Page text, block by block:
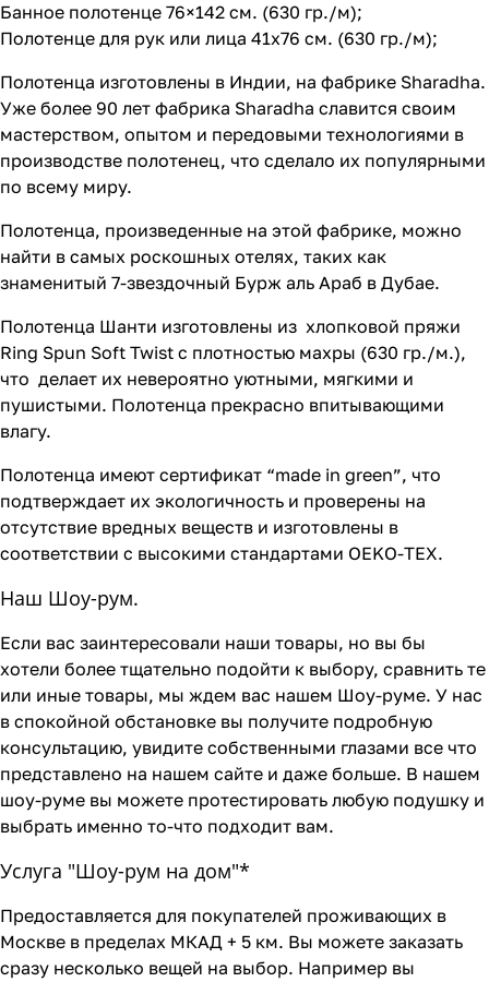
Банное полотенце 76×142 см. (630 гр./м);
Полотенце для рук или лица 41х76 см. (630 гр./м);
Полотенца изготовлены в Индии, на фабрике Sharadha.
Уже более 90 лет фабрика Sharadha славится своим
мастерством, опытом и передовыми технологиями в
производстве полотенец, что сделало их популярными
по всему миру.
Полотенца, произведенные на этой фабрике, можно
найти в самых роскошных отелях, таких как
знаменитый 7-звездочный Бурж аль Араб в Дубае.
Полотенца Шанти изготовлены из хлопковой пряжи
Ring Spun Soft Twist с плотностью махры (630 гр./м.),
что делает их невероятно уютными, мягкими и
пушистыми. Полотенца прекрасно впитывающими
влагу.
Полотенца имеют сертификат “made in green”, что
подтверждает их экологичность и проверены на
отсутствие вредных веществ и изготовлены в
соответствии с высокими стандартами OEKO-TEX.
Наш Шоу-рум.
Если вас заинтересовали наши товары, но вы бы
хотели более тщательно подойти к выбору, сравнить те
или иные товары, мы ждем вас нашем Шоу-руме. У нас
в спокойной обстановке вы получите подробную
консультацию, увидите собственными глазами все что
представлено на нашем сайте и даже больше. В нашем
шоу-руме вы можете протестировать любую подушку и
выбрать именно то-что подходит вам.
Услуга "Шоу-рум на дом"*
Предоставляется для покупателей проживающих в
Москве в пределах МКАД + 5 км. Вы можете заказать
сразу несколько вещей на выбор. Например вы